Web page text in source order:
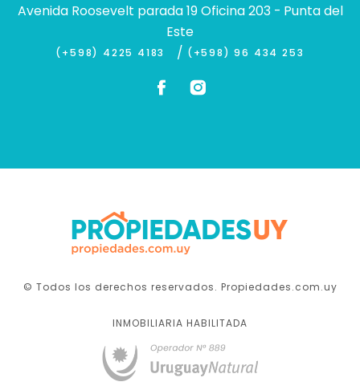
Avenida Roosevelt parada 19 Oficina 203 - Punta del
Este
(+598) 4225 4183 / (+598) 96 434 253
© Todos los derechos reservados. Propiedades.com.uy
INMOBILIARIA HABILITADA